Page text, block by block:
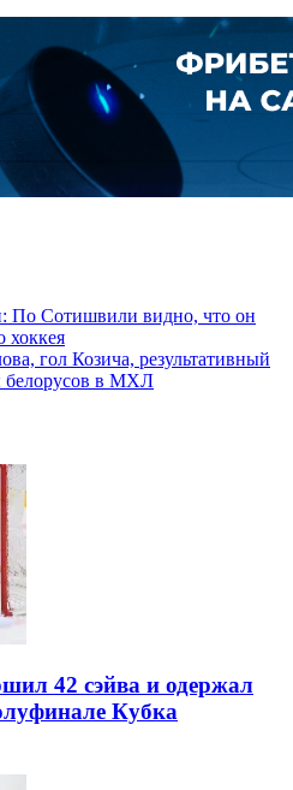
По Сотишвили видно, что он
хоккея
гол Козича, результативный
белорусов в МХЛ
42 сэйва и одержал
Кубка